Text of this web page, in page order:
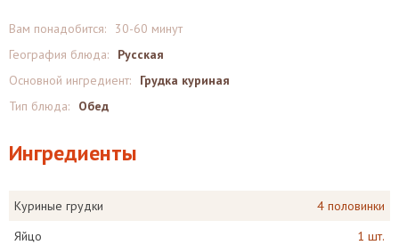
Вам понадобится:
30-60 минут
География блюда:
Русская
Основной ингредиент:
Грудка куриная
Тип блюда:
Обед
Ингредиенты
Куриные грудки
4 половинки
Яйцо
1 шт.